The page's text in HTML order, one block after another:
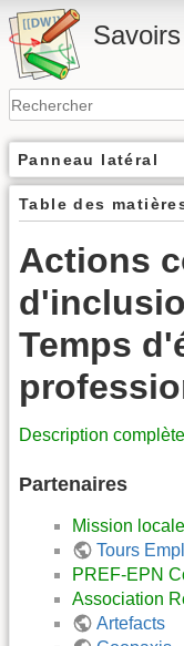
Panneau latéral
Table des
Actions
Temps
Description
Partenaires
Mission
Tours
PREF-EPN
Association
Artefacts